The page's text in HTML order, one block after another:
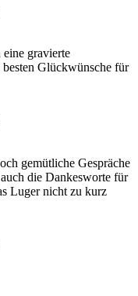
gravierte
Glückwünsche für
gemütliche Gespräche
die Dankesworte für
Luger nicht zu kurz